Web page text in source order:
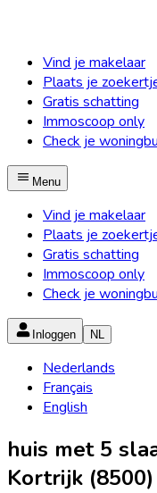
Vind je makelaar
Plaats je
Gratis schatting
Immoscoop only
Check je
Menu
Vind je makelaar
Plaats je
Gratis schatting
Immoscoop only
Check je
Inloggen NL
Nederlands
Français
English
huis met 5
Kortrijk (8500)